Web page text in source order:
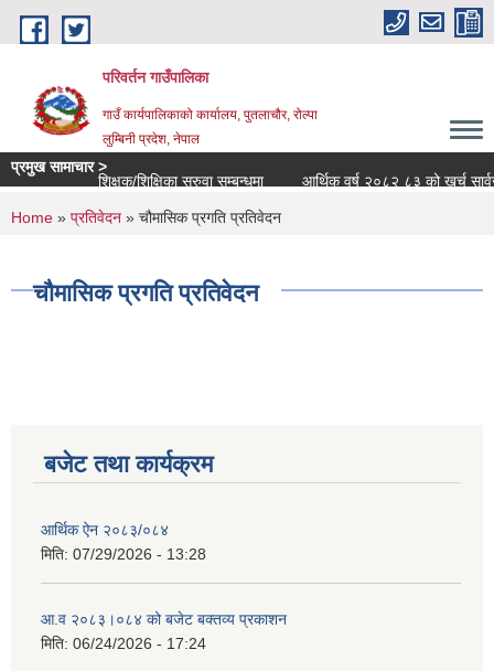
Skip to main content
परिवर्तन गाउँपालिका
गाउँ कार्यपालिकाको कार्यालय, पुतलाचौर, रोल्पा
लुम्बिनी प्रदेश, नेपाल
प्रमुख सामाचार >
शिक्षक/शिक्षिका सरुवा सम्बन्धमा
आर्थिक वर्ष २०८२ ८३ को खर्च
You are here
Home » प्रतिवेदन » चौमासिक प्रगति प्रतिवेदन
चौमासिक प्रगति प्रतिवेदन
बजेट तथा कार्यक्रम
आर्थिक ऐन २०८३/०८४
मिति: 07/29/2026 - 13:28
आ.व २०८३।०८४ को बजेट बक्तव्य प्रकाशन
मिति: 06/24/2026 - 17:24